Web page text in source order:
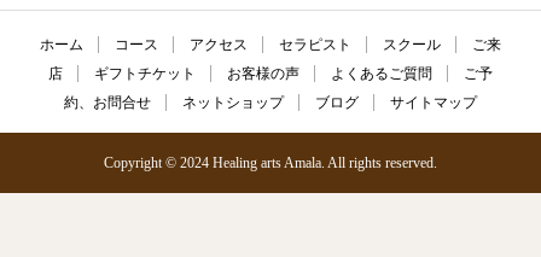
ホーム コース アクセス セラピスト スクール
ご来
店
ギフトチケット お客様の声 よくあるご質問
ご予
約、お問合せ
ネットショップ ブログ サイトマップ
Copyright © 2024 Healing arts Amala. All rights reserved.